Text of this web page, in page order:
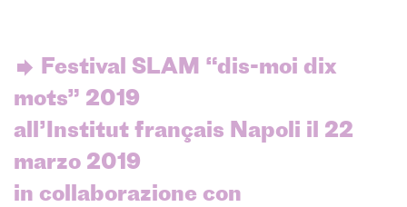
Contatti
IF Italia
Carta / Tessera socio
I nostri partner
Diventare sponsor
Certificazione ISO UNI EN
9001: 2015
Festival SLAM “dis-moi dix
mots” 2019
all’Institut français Napoli il 22
marzo 2019
in collaborazione con